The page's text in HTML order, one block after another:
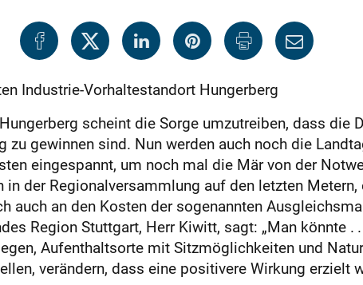
Industrie-Vorhaltestandort Hungerberg
scheint die Sorge umzutreiben, dass die
gewinnen sind. Nun werden auch noch die
eingespannt, um noch mal die Mär von der
in der Regionalversammlung auf den letzten
auch an den Kosten der sogenannten
Region Stuttgart, Herr Kiwitt, sagt: „Man könnte
Aufenthaltsorte mit Sitzmöglichkeiten und
verändern, dass eine positivere Wirkung